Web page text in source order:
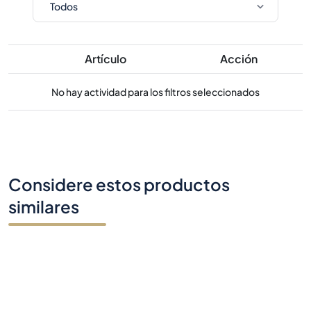
Artículo Acción
No hay actividad para los filtros seleccionados
Considere estos productos
similares